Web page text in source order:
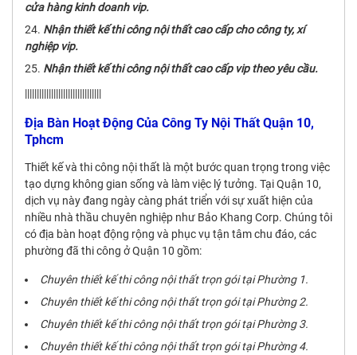
cửa hàng kinh doanh vip.
Nhận thiết kế thi công nội thất cao cấp cho công ty, xí
nghiệp vip.
Nhận thiết kế thi công nội thất cao cấp vip theo yêu cầu.
||||||||||||||||||||||||||||||||
Địa Bàn Hoạt Động Của Công Ty Nội Thất Quận 10,
Tphcm
Thiết kế và thi công nội thất là một bước quan trọng trong việc
tạo dựng không gian sống và làm việc lý tưởng. Tại Quận 10,
dịch vụ này đang ngày càng phát triển với sự xuất hiện của
nhiều nhà thầu chuyên nghiệp như Bảo Khang Corp. Chúng tôi
có địa bàn hoạt động rộng và phục vụ tận tâm chu đáo, các
phường đã thi công ở Quận 10 gồm:
Chuyên thiết kế thi công nội thất trọn gói tại Phường 1.
Chuyên thiết kế thi công nội thất trọn gói tại Phường 2.
Chuyên thiết kế thi công nội thất trọn gói tại Phường 3.
Chuyên thiết kế thi công nội thất trọn gói tại Phường 4.